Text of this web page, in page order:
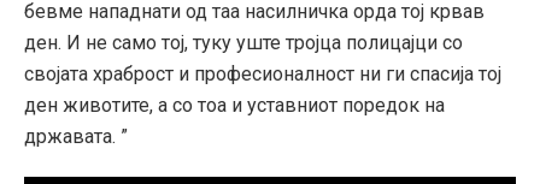
бевме нападнати од таа насилничка орда тој крвав
ден. И не само тој, туку уште тројца полицајци со
својата храброст и професионалност ни ги спасија тој
ден животите, а со тоа и уставниот поредок на
државата. ”